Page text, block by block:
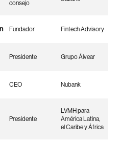
consejo
Fundador Fintech Advisory
Presidente Grupo Álvear
CEO Nubank
Presidente
LVMH para
América Latina,
el Caribe y África